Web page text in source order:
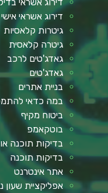
דירוג אשראי אישי
גיטרות קלאסיות
גיטרה קלאסית
גאדג'טים לרכב
גאדג'טים
בניית אתרים
במה כדאי
ביטוח מקיף
בוטקאמפ
בדיקות תוכנה
בדיקות תוכנה
אתר אינטרנט
אפליקציית שעון